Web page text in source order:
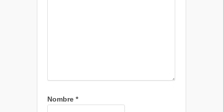
Nombre *